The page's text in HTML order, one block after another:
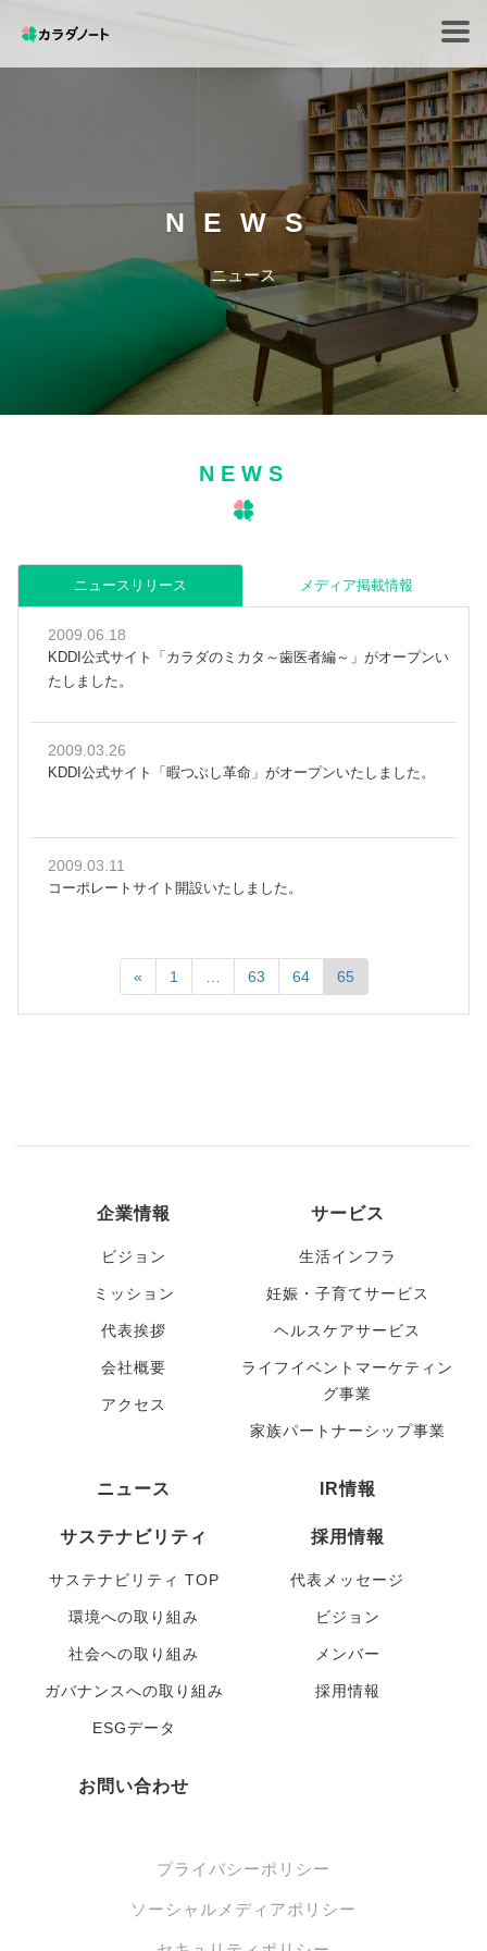
NEWS
ニュース
NEWS
ニュースリリース メディア掲載情報
2009.06.18
KDDI公式サイト「カラダのミカタ～歯医者編～」がオープンい
たしました。
2009.03.26
KDDI公式サイト「暇つぶし革命」がオープンいたしました。
2009.03.11
コーポレートサイト開設いたしました。
« 1 63 64 65
企業情報
ビジョン
ミッション
代表挨拶
会社概要
アクセス
サービス
生活インフラ
妊娠・子育てサービス
ヘルスケアサービス
ライフイベントマーケティン
グ事業
家族パートナーシップ事業
ニュース IR情報
サステナビリティ
サステナビリティ TOP
環境への取り組み
社会への取り組み
ガバナンスへの取り組み
ESGデータ
採用情報
代表メッセージ
ビジョン
メンバー
採用情報
お問い合わせ
プライバシーポリシー
ソーシャルメディアポリシー